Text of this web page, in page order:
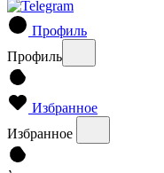
Профиль
Профиль
Избранное
Избранное